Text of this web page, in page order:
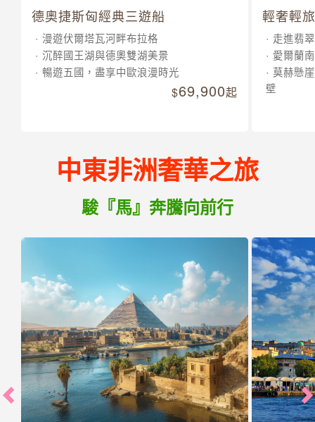
德奧捷斯匈經典三遊船
漫遊伏爾塔瓦河畔布拉格
沉醉國王湖與德奧雙湖美景
暢遊五國，盡享中歐浪漫時光
69,900起
輕奢輕
走進翡
愛爾蘭
莫赫懸
壁
中東非洲奢華之旅
駿『馬』奔騰向前行